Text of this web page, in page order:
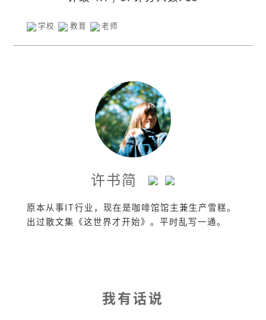
学校 教育 老师
许书简
原本从事IT行业，现在是咖啡馆馆主兼生产雪糕。
出过散文集《这世界才开始》。平时乱写一通。
我有话说